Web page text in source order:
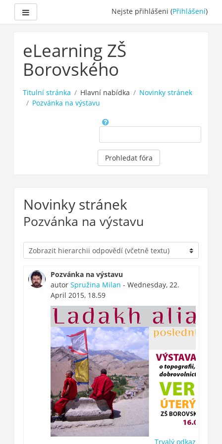
hlavnímu
Nejste přihlášeni (Přihlášení)
eLearning ZŠ
Borovského
Titulní stránka Hlavní nabídka
Novinky stránek
Pozvánka na výstavu
Prohledat fóra
Novinky stránek
Pozvánka na výstavu
Pozvánka na výstavu
autor Spružina Milan - Wednesday, 22.
April 2015, 18.59
Trvalý odkaz